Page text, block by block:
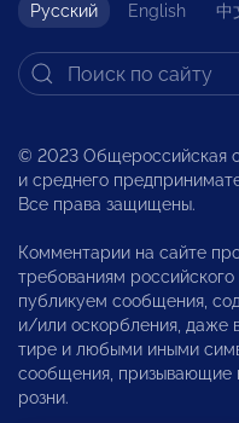
Русский English 中
© 2023 Общероссийская
и среднего
Все права защищены.
Комментарии на сайте
требованиям
публикуем сообщения,
и/или оскорбления, даже
тире и любыми иными
сообщения, призывающие
розни.